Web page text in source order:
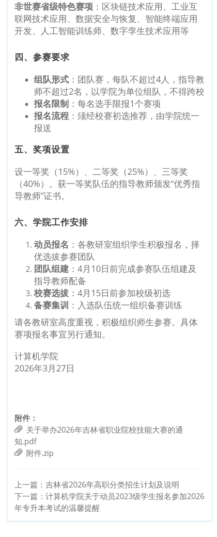
非世赛省级特色赛项 ：区块链技术应用、工业互
联网技术应用、数据安全与恢复、智能终端应用
开发、人工智能训练师、数字孪生技术应用等
四、参赛要求
组队形式 ：团队赛，每队不超过4人，指导教
师不超过2名，以学院为单位组队，不得跨校
报名限制 ：每名选手限报1个赛项
报名流程 ：须经校赛初选推荐，由学院统一
报送
五、奖项设置
设一等奖（15%）、二等奖（25%）、三等奖
（40%）。获一等奖队伍的指导教师颁发“优秀指
导教师”证书。
六、学院工作安排
动员报名 ：各教研室组织学生积极报名，择
优选拔参赛团队
团队组建 ：4月10日前完成参赛队伍组建及
指导教师配备
校赛选拔 ：4月15日前参加校级初选
备赛集训 ：入选队伍统一组织备赛训练
请各教研室高度重视，积极组织师生参赛。具体
赛项报名事宜另行通知。
计算机学院
2026年3月27日
附件：
关于举办2026年吉林省职业院校技能大赛的通
知.pdf
附件.zip
上一篇： 吉林省2026年高职分类招生计划及说明
下一篇： 计算机学院关于动员2023级学生报名参加2026
年专升本考试的温馨提醒